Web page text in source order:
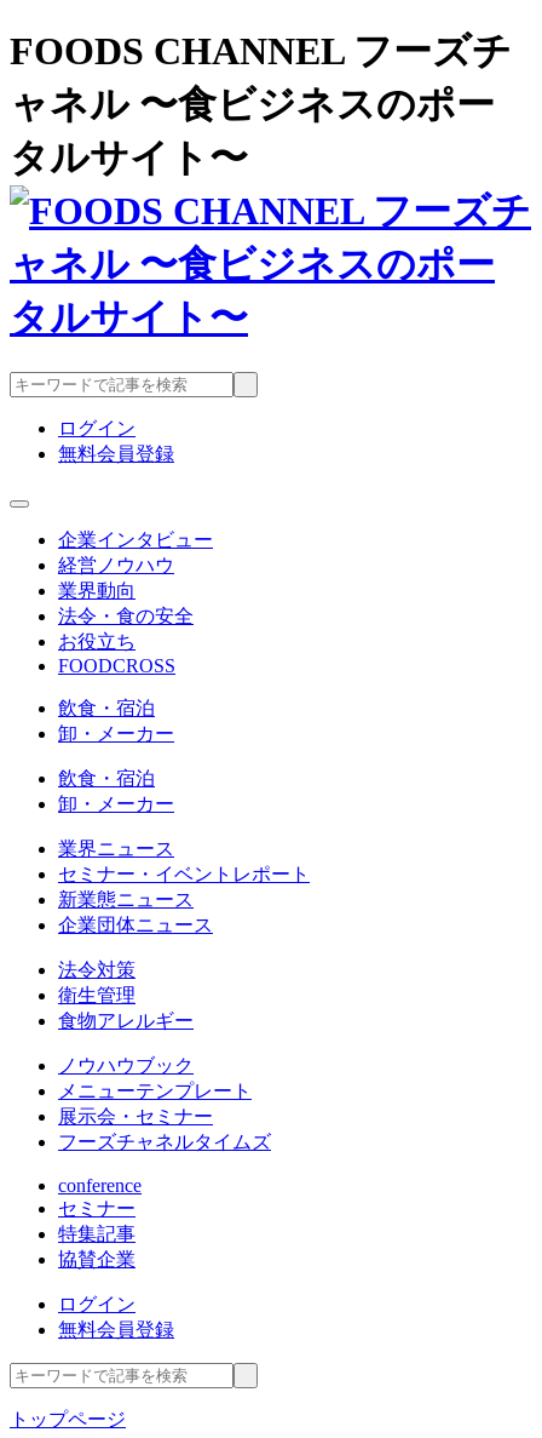
FOODS CHANNEL フーズチ
ャネル 〜食ビジネスのポー
タルサイト〜
ログイン
無料会員登録
企業インタビュー
経営ノウハウ
業界動向
法令・食の安全
お役立ち
FOODCROSS
飲食・宿泊
卸・メーカー
飲食・宿泊
卸・メーカー
業界ニュース
セミナー・イベントレポート
新業態ニュース
企業団体ニュース
法令対策
衛生管理
食物アレルギー
ノウハウブック
メニューテンプレート
展示会・セミナー
フーズチャネルタイムズ
conference
セミナー
特集記事
協賛企業
ログイン
無料会員登録
トップページ